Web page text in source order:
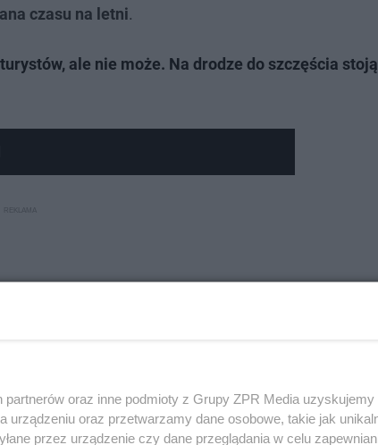
czasu na letni.
ale nie może. Na drodze do szczęścia stoją
partnerów oraz inne podmioty z Grupy ZPR Media uzyskujemy
urządzeniu oraz przetwarzamy dane osobowe, takie jak
przez urządzenie czy dane przeglądania w celu